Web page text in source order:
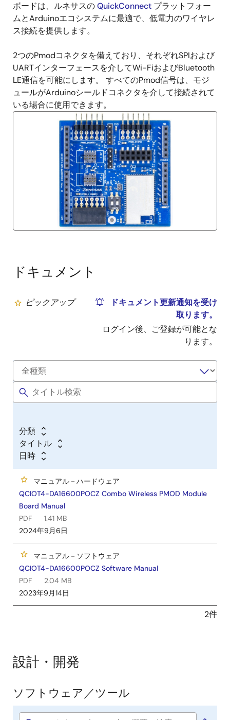
ボードは、ルネサスのQuickConnect プラットフォー
ムとArduinoエコシステムに最適で、低電力のワイヤレ
ス接続を提供します。
2つのPmodコネクタを備えており、それぞれSPIおよび
UARTインターフェースを介してWi-FiおよびBluetooth
LE通信を可能にします。 すべてのPmod信号は、モジ
ュールがArduinoシールドコネクタを介して接続されて
いる場合に使用できます。
ドキュメント
ピックアップ
ドキュメント更新通知を受け
取ります。
ログイン後、ご登録が可能とな
ります。
分類
タイトル
日時
マニュアル－ハードウェア
QCIOT4-DA16600POCZ Combo Wireless PMOD Module
Board Manual
PDF
1.41 MB
2024年9月6日
マニュアル－ソフトウェア
QCIOT4-DA16600POCZ Software Manual
PDF
2.04 MB
2023年9月14日
2件
設計・開発
ソ
ソフトウェア／ツール